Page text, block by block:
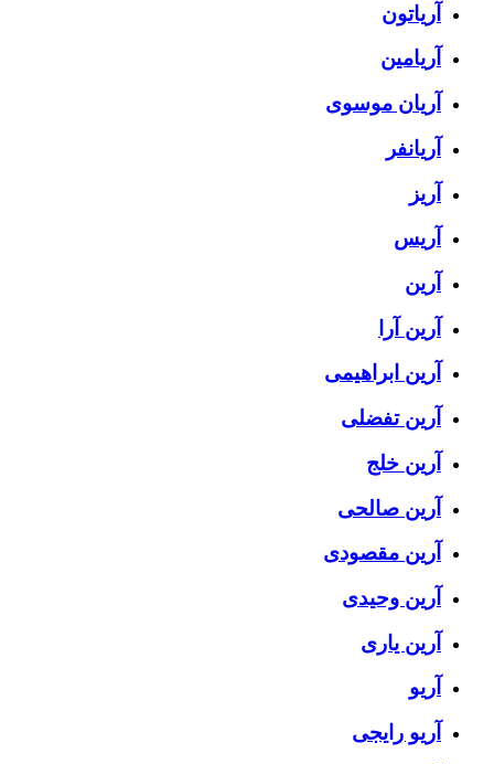
آریاتون
آریامین
آریان موسوی
آریانفر
آریز
آریس
آرین
آرین آرا
آرین ابراهیمی
آرین تفضلی
آرین خلج
آرین صالحی
آرین مقصودی
آرین وحیدی
آرین یاری
آریو
آریو رایجی